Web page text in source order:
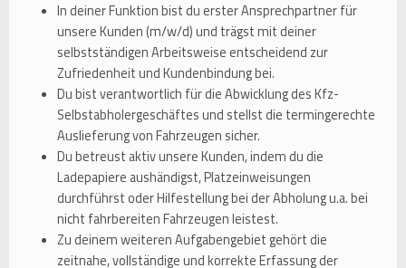
In deiner Funktion bist du erster Ansprechpartner für
unsere Kunden (m/w/d) und trägst mit deiner
selbstständigen Arbeitsweise entscheidend zur
Zufriedenheit und Kundenbindung bei.
Du bist verantwortlich für die Abwicklung des Kfz-
Selbstabholergeschäftes und stellst die termingerechte
Auslieferung von Fahrzeugen sicher.
Du betreust aktiv unsere Kunden, indem du die
Ladepapiere aushändigst, Platzeinweisungen
durchführst oder Hilfestellung bei der Abholung u.a. bei
nicht fahrbereiten Fahrzeugen leistest.
Zu deinem weiteren Aufgabengebiet gehört die
zeitnahe, vollständige und korrekte Erfassung der